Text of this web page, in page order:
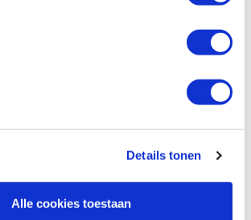
Details tonen
Alle cookies toestaan
Sorby ProEdge slijphulpstuk voor